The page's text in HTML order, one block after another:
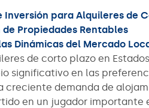
Inversión para Alquileres de
Propiedades Rentables
Dinámicas del Mercado
de corto plazo en
significativo en las
creciente demanda de
en un jugador importante